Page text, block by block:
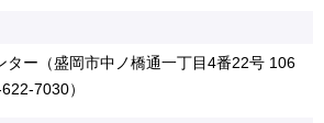
ター（盛岡市中ノ橋通一丁目4番22号 106
7030）